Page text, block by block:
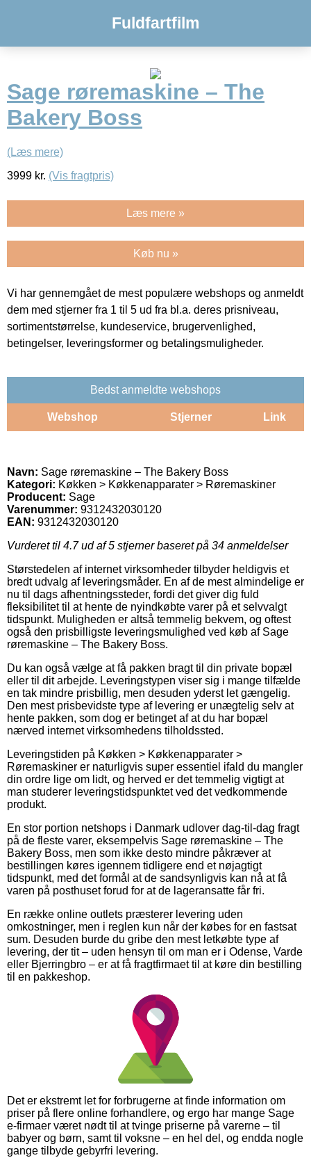
Fuldfartfilm
Sage røremaskine – The
Bakery Boss
(Læs mere)
3999 kr. (Vis fragtpris)
Læs mere »
Køb nu »
Vi har gennemgået de mest populære webshops og anmeldt
dem med stjerner fra 1 til 5 ud fra bl.a. deres prisniveau,
sortimentstørrelse, kundeservice, brugervenlighed,
betingelser, leveringsformer og betalingsmuligheder.
Bedst anmeldte webshops
Webshop Stjerner Link
Navn: Sage røremaskine – The Bakery Boss
Kategori: Køkken > Køkkenapparater > Røremaskiner
Producent: Sage
Varenummer: 9312432030120
EAN: 9312432030120
Vurderet til 4.7ud af 5 stjerner baseret på 34 anmeldelser
Størstedelen af internet virksomheder tilbyder heldigvis et
bredt udvalg af leveringsmåder. En af de mest almindelige er
nu til dags afhentningssteder, fordi det giver dig fuld
fleksibilitet til at hente de nyindkøbte varer på et selvvalgt
tidspunkt. Muligheden er altså temmelig bekvem, og oftest
også den prisbilligste leveringsmulighed ved køb af Sage
røremaskine – The Bakery Boss.
Du kan også vælge at få pakken bragt til din private bopæl
eller til dit arbejde. Leveringstypen viser sig i mange tilfælde
en tak mindre prisbillig, men desuden yderst let gængelig.
Den mest prisbevidste type af levering er unægtelig selv at
hente pakken, som dog er betinget af at du har bopæl
nærved internet virksomhedens tilholdssted.
Leveringstiden på Køkken > Køkkenapparater >
Røremaskiner er naturligvis super essentiel ifald du mangler
din ordre lige om lidt, og herved er det temmelig vigtigt at
man studerer leveringstidspunktet ved det vedkommende
produkt.
En stor portion netshops i Danmark udlover dag-til-dag fragt
på de fleste varer, eksempelvis Sage røremaskine – The
Bakery Boss, men som ikke desto mindre påkræver at
bestillingen køres igennem tidligere end et nøjagtigt
tidspunkt, med det formål at de sandsynligvis kan nå at få
varen på posthuset forud for at de lageransatte får fri.
En række online outlets præsterer levering uden
omkostninger, men i reglen kun når der købes for en fastsat
sum. Desuden burde du gribe den mest letkøbte type af
levering, der tit – uden hensyn til om man er i Odense, Varde
eller Bjerringbro – er at få fragtfirmaet til at køre din bestilling
til en pakkeshop.
Det er ekstremt let for forbrugerne at finde information om
priser på flere online forhandlere, og ergo har mange Sage
e-firmaer været nødt til at tvinge priserne på varerne – til
babyer og børn, samt til voksne – en hel del, og endda nogle
gange tilbyde gebyrfri levering.